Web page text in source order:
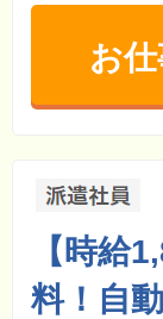
お
【時給
料！自